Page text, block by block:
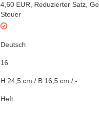
4,60 EUR Reduzierter Satz
Steuer
Deutsch
16
H 24,5 cm / B 16,5 cm / -
Heft